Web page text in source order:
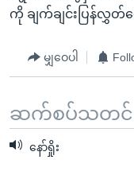
ကို ချက်ချင်းပြန်လွှ
မျှဝေပါ
ဆက်စပ်သတင်းမ
နော်ရှိုး